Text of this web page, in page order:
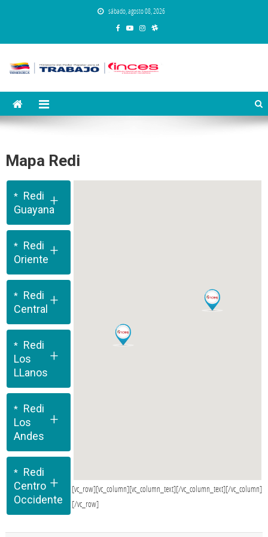
sábado, agosto 08, 2026
Instituto Nacional de Capacitación y
Educación Socialista
Mapa Redi
Redi
Guayana
+
Redi
Oriente
+
Redi
Central
+
Redi
Los
LLanos
+
Redi
Los
Andes
+
Redi
Centro
Occidente
+
[vc_row][vc_column][vc_column_text][/vc_column_text][/vc_column]
[/vc_row]